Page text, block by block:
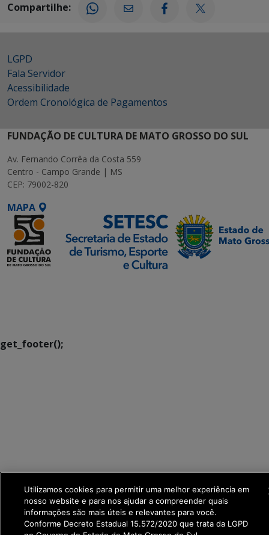
Compartilhe:
LGPD
Fala Servidor
Acessibilidade
Ordem Cronológica de Pagamentos
FUNDAÇÃO DE CULTURA DE MATO GROSSO DO SUL
Av. Fernando Corrêa da Costa 559
Centro - Campo Grande | MS
CEP: 79002-820
MAPA
get_footer();
Utilizamos cookies para permitir uma melhor experiência em
nosso website e para nos ajudar a compreender quais
informações são mais úteis e relevantes para você.
Conforme Decreto Estadual 15.572/2020 que trata da LGPD